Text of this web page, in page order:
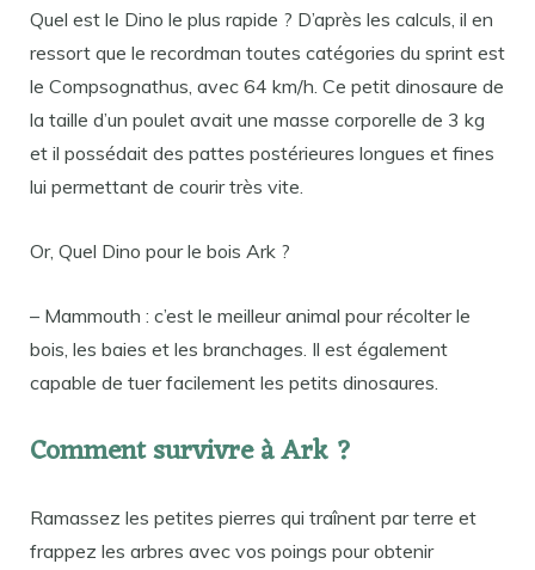
Quel est le Dino le plus rapide ? D’après les calculs, il en
ressort que le recordman toutes catégories du sprint est
le Compsognathus, avec 64 km/h. Ce petit dinosaure de
la taille d’un poulet avait une masse corporelle de 3 kg
et il possédait des pattes postérieures longues et fines
lui permettant de courir très vite.
Or, Quel Dino pour le bois Ark ?
– Mammouth : c’est le meilleur animal pour récolter le
bois, les baies et les branchages. Il est également
capable de tuer facilement les petits dinosaures.
Comment survivre à Ark ?
Ramassez les petites pierres qui traînent par terre et
frappez les arbres avec vos poings pour obtenir